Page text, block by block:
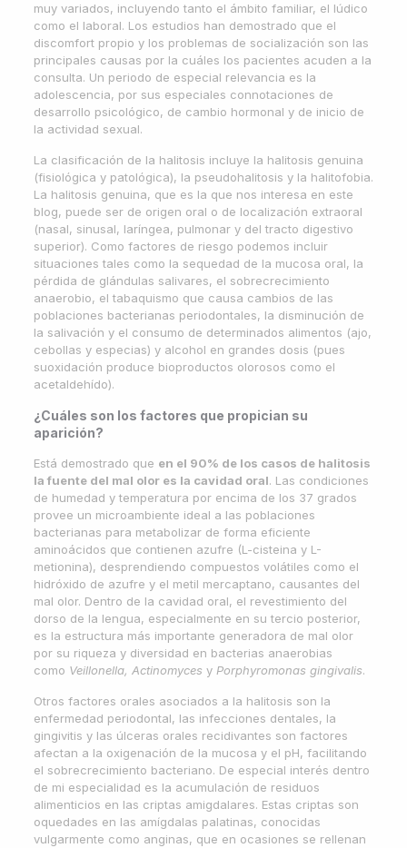
muy variados, incluyendo tanto el ámbito familiar, el lúdico
como el laboral. Los estudios han demostrado que el
discomfort propio y los problemas de socialización son las
principales causas por la cuáles los pacientes acuden a la
consulta. Un periodo de especial relevancia es la
adolescencia, por sus especiales connotaciones de
desarrollo psicológico, de cambio hormonal y de inicio de
la actividad sexual.
La clasificación de la halitosis incluye la halitosis genuina
(fisiológica y patológica), la pseudohalitosis y la halitofobia.
La halitosis genuina, que es la que nos interesa en este
blog, puede ser de origen oral o de localización extraoral
(nasal, sinusal, laríngea, pulmonar y del tracto digestivo
superior). Como factores de riesgo podemos incluir
situaciones tales como la sequedad de la mucosa oral, la
pérdida de glándulas salivares, el sobrecrecimiento
anaerobio, el tabaquismo que causa cambios de las
poblaciones bacterianas periodontales, la disminución de
la salivación y el consumo de determinados alimentos (ajo,
cebollas y especias) y alcohol en grandes dosis (pues
suoxidación produce bioproductos olorosos como el
acetaldehído).
¿Cuáles son los factores que propician su
aparición?
Está demostrado que en el 90% de los casos de halitosis
la fuente del mal olor es la cavidad oral. Las condiciones
de humedad y temperatura por encima de los 37 grados
provee un microambiente ideal a las poblaciones
bacterianas para metabolizar de forma eficiente
aminoácidos que contienen azufre (L-cisteina y L-
metionina), desprendiendo compuestos volátiles como el
hidróxido de azufre y el metil mercaptano, causantes del
mal olor. Dentro de la cavidad oral, el revestimiento del
dorso de la lengua, especialmente en su tercio posterior,
es la estructura más importante generadora de mal olor
por su riqueza y diversidad en bacterias anaerobias
como Veillonella, Actinomyces y Porphyromonas gingivalis.
Otros factores orales asociados a la halitosis son la
enfermedad periodontal, las infecciones dentales, la
gingivitis y las úlceras orales recidivantes son factores
afectan a la oxigenación de la mucosa y el pH, facilitando
el sobrecrecimiento bacteriano. De especial interés dentro
de mi especialidad es la acumulación de residuos
alimenticios en las criptas amigdalares. Estas criptas son
oquedades en las amígdalas palatinas, conocidas
vulgarmente como anginas, que en ocasiones se rellenan